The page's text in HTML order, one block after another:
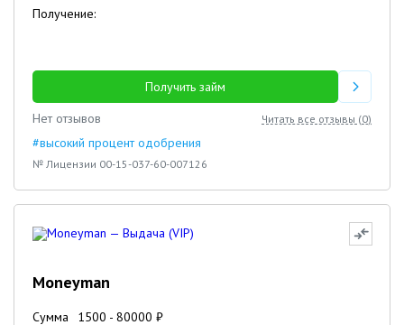
Получение:
Получить займ
Нет отзывов
Читать все отзывы (0)
#высокий процент одобрения
№ Лицензии 00-15-037-60-007126
Moneyman
Сумма 1500 - 80000 ₽